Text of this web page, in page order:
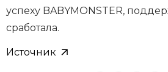
успеху BABYMONSTER,
сработала.
Источник